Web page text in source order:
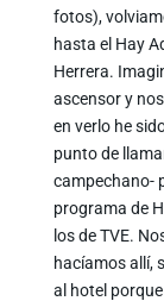
fotos),
hasta el Hay
Herrera.
ascensor y
en verlo he
punto de
campechano-
programa de
los de TVE.
hacíamos allí,
al hotel